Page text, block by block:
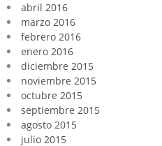
abril 2016
marzo 2016
febrero 2016
enero 2016
diciembre 2015
noviembre 2015
octubre 2015
septiembre 2015
agosto 2015
julio 2015